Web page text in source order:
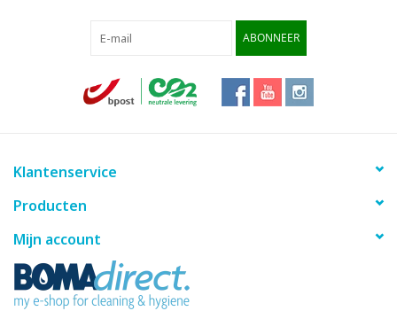
ABONNEER
Klantenservice
Producten
Mijn account